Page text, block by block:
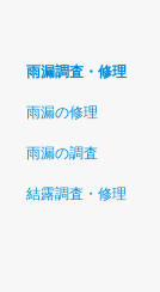
雨漏調査・修理
雨漏の修理
雨漏の調査
結露調査・修理